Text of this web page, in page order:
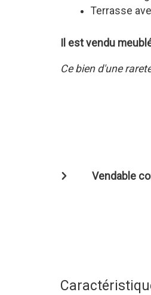
Terrasse
Il est vendu
Ce bien d'une
Vendable